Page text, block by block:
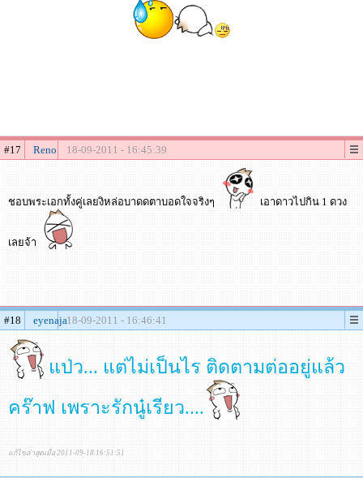
#17 Reno 18-09-2011 - 16:45:39
ชอบพระเอกทั้งคู่เลยงิหล่อบาดดตาบอดใจจริงๆ เอาดาวไปกิน 1 ดวง
เลยจ้า
#18 eyenaja18-09-2011 - 16:46:41
แป่ว... แต่ไม่เป็นไร ติดตามต่ออยู่แล้ว
คร๊าฟ เพราะรักนู๋เรียว....
แก้ไขล่าสุดเมื่อ 2011-09-18 16:51:51